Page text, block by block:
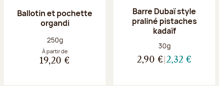
Ballotin et pochette
organdi
Poids net :
250g
À partir de
19,20 €
Barre Dubaï style
praliné pistaches
kadaïf
Poids net :
30g
2,90 € 2,32 €